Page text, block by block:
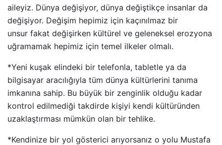
aileyiz. Dünya değişiyor, dünya değiştikçe insanlar da
değişiyor. Değişim hepimiz için kaçınılmaz bir
unsur fakat değişirken kültürel ve geleneksel erozyona
uğramamak hepimiz için temel ilkeler olmalı.
*Yeni kuşak elindeki bir telefonla, tabletle ya da
bilgisayar aracılığıyla tüm dünya kültürlerini tanıma
imkanına sahip. Bu büyük bir zenginlik olduğu kadar
kontrol edilmediği takdirde kişiyi kendi kültüründen
uzaklaştırması mümkün olan bir tehlike.
*Kendinize bir yol gösterici arıyorsanız o yolu Mustafa